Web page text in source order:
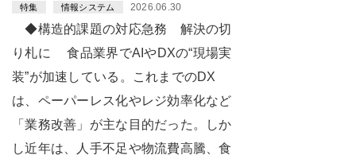
特集 情報システム 2026.06.30
◆構造的課題の対応急務 解決の切
り札に 食品業界でAIやDXの“現場実
装”が加速している。これまでのDX
は、ペーパーレス化やレジ効率化など
「業務改善」が主な目的だった。しか
し近年は、人手不足や物流費高騰、食